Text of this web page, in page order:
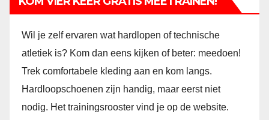
Wil je zelf ervaren wat hardlopen of technische
atletiek is? Kom dan eens kijken of beter: meedoen!
Trek comfortabele kleding aan en kom langs.
Hardloopschoenen zijn handig, maar eerst niet
nodig. Het trainingsrooster vind je op de website.